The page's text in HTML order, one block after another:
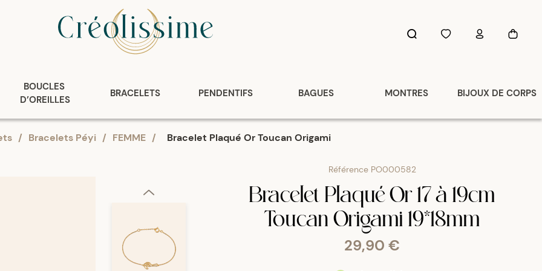
BOUCLES
D’OREILLES
BRACELETS PENDENTIFS BAGUES MONTRES BIJOUX DE CORPS
/ Bracelets Péyi / FEMME / Bracelet Plaqué Or Toucan Origami
Référence PO000582
Bracelet Plaqué Or 17 à 19cm
Toucan Origami 19*18mm
29,90 €